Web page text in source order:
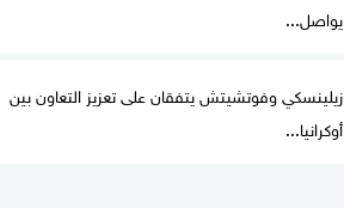
يواصل...
زيلينسكي وفوتشيتش يتفقان على تعزيز التعاون بين
أوكرانيا...